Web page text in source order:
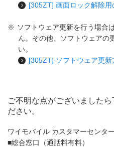
[305ZT] 画面ロック解除
※ ソフトウェア更新を行う場合
ん。その他、ソフトウェアの
い。
[305ZT] ソフトウェア更新
ご不明な点がございました
ださい。
ワイモバイル カスタマーセンター
■総合窓口（通話料有料）